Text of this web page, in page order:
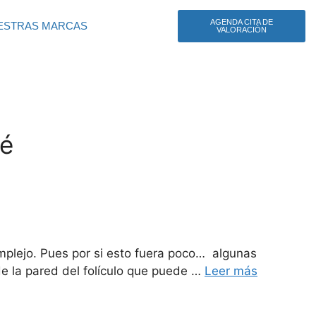
MARCAS
AGENDA CITA DE
VALORACIÓN
Pues por si esto fuera poco… algunas
la pared del folículo que puede … Leer más